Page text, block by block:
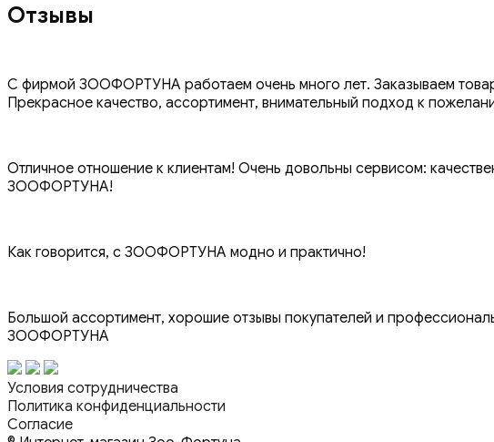
Отзывы
С фирмой ЗООФОРТУНА работаем очень много лет. Заказываем
Прекрасное качество, ассортимент, внимательный подход к
Отличное отношение к клиентам! Очень довольны сервисом:
ЗООФОРТУНА!
Как говорится, с ЗООФОРТУНА модно и практично!
Большой ассортимент, хорошие отзывы покупателей и
ЗООФОРТУНА
Условия сотрудничества
Политика конфиденциальности
Согласие